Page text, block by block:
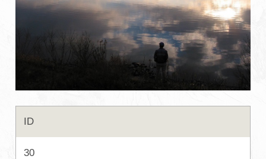
アクセス
マイページ
加賀に泊まって！北陸巡り♪
ID
30